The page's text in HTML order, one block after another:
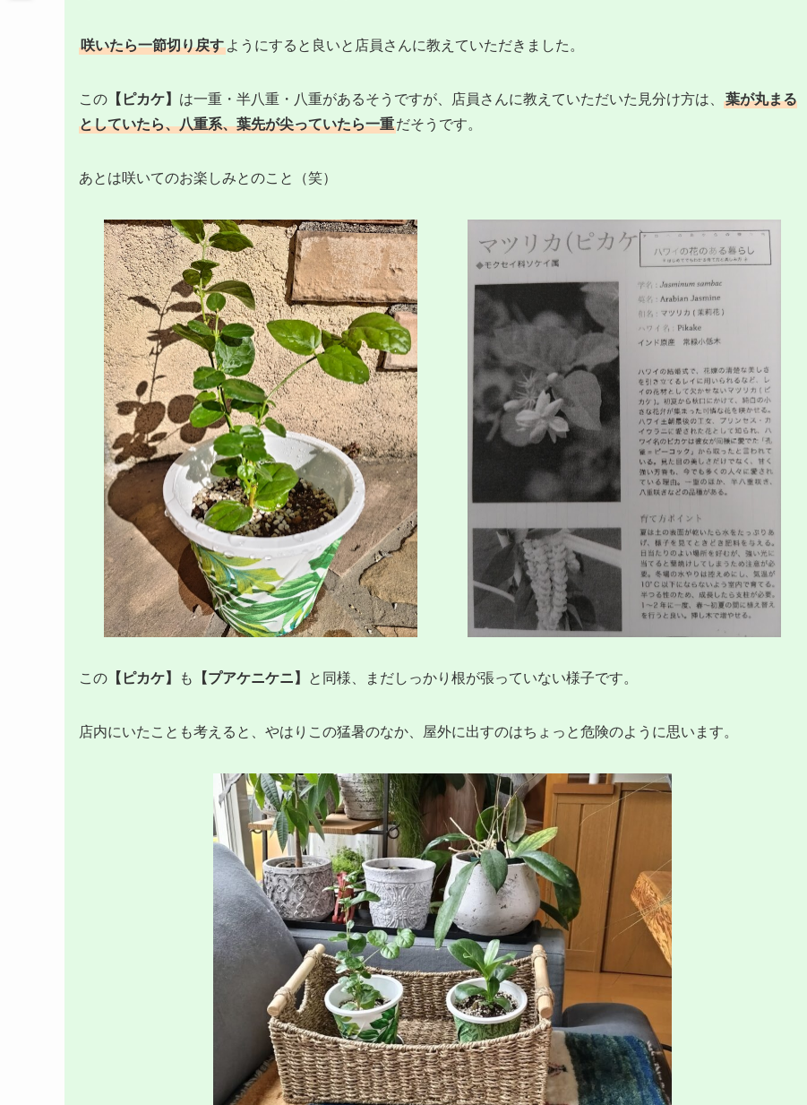
咲いたら一節切り戻す ようにすると良いと店員さんに教えていただきました。
この 【ピカケ】 は一重・半八重・八重があるそうですが、店員さんに教えていただいた見分け方は、
葉が丸まる
としていたら、八重系、葉先が尖っていたら一重だそうです。
あとは咲いてのお楽しみとのこと（笑）
この 【ピカケ】 も 【プアケニケニ】 と同様、まだしっかり根が張っていない様子です。
店内にいたことも考えると、やはりこの猛暑のなか、屋外に出すのはちょっと危険のように思います。